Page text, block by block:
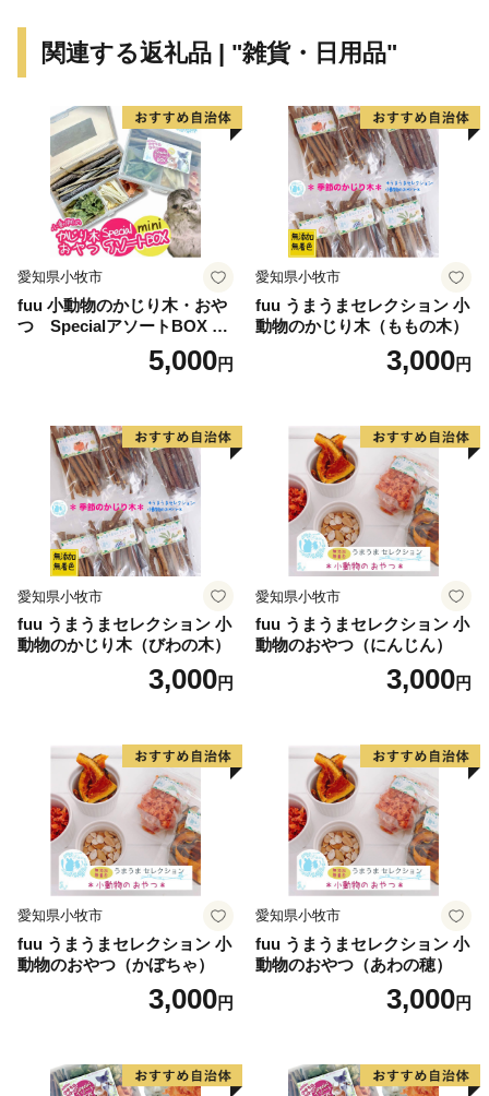
【温泉】
源泉数は県内一で、温泉宿も日帰り温泉もたくさん。
おだやかな太平洋を眺めながら、ゆったり、ほっこりし
てみませんか？
関連する返礼品 | "雑貨・日用品"
愛知県小牧市
fuu 小動物のかじり木・おや
つ SpecialアソートBOX mi
5,000円
愛知県小牧市
fuu うまうまセレクション 小
動物のかじり木（ももの木）
3,000円
愛知県小牧市
fuu うまうまセレクション 小
動物のかじり木（びわの木）
3,000円
愛知県小牧市
fuu うまうまセレクション 小
動物のおやつ（にんじん）
3,000円
愛知県小牧市
fuu うまうまセレクション 小
動物のおやつ（かぼちゃ）
3,000円
愛知県小牧市
fuu うまうまセレクション 小
動物のおやつ（あわの穂）
3,000円